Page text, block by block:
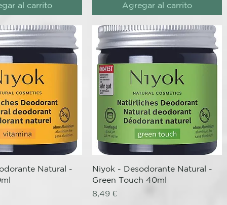
al carrito Agregar al carrito
rápidaNatural -
Vista rápida
Niyok - Desodorante Natural -
Green Touch 40ml
Precio
8,49 €